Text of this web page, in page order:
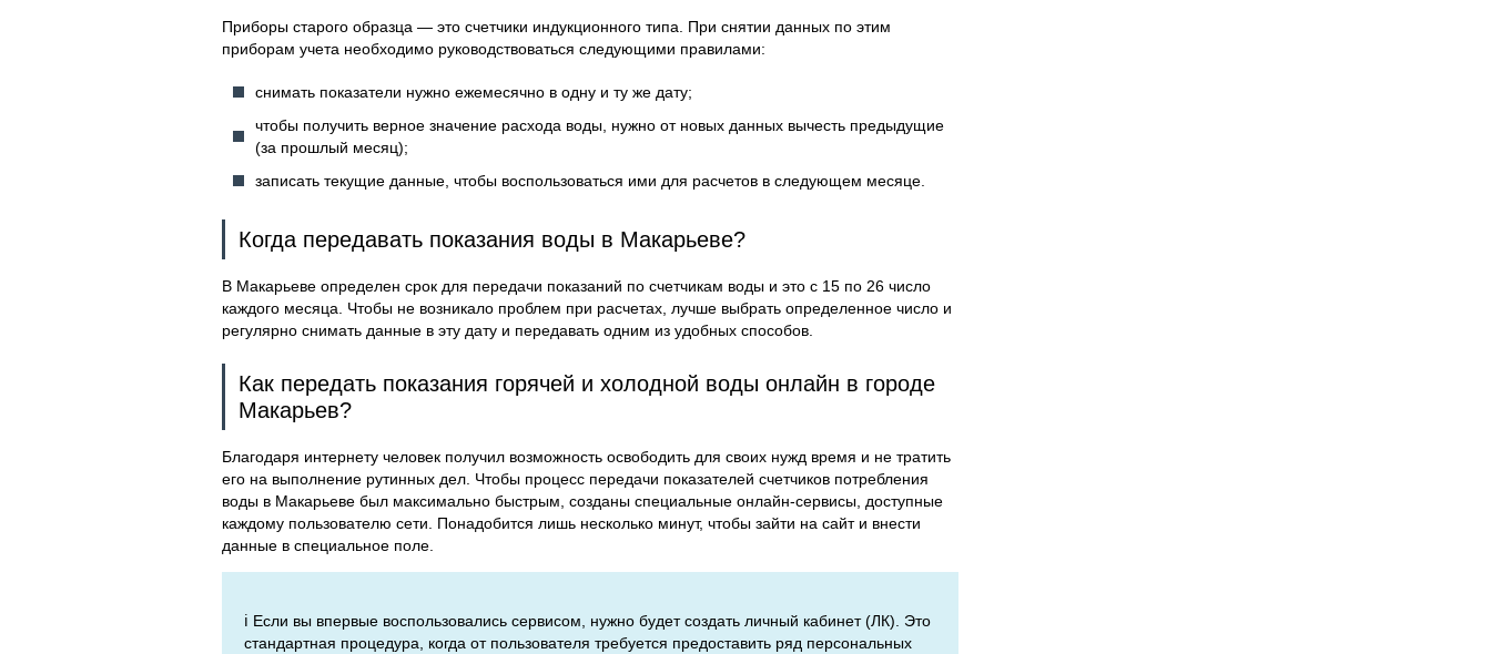
Приборы старого образца — это счетчики индукционного типа. При снятии данных по этим
приборам учета необходимо руководствоваться следующими правилами:
снимать показатели нужно ежемесячно в одну и ту же дату;
чтобы получить верное значение расхода воды, нужно от новых данных вычесть предыдущие
(за прошлый месяц);
записать текущие данные, чтобы воспользоваться ими для расчетов в следующем месяце.
Когда передавать показания воды в Макарьеве?
В Макарьеве определен срок для передачи показаний по счетчикам воды и это с 15 по 26 число
каждого месяца. Чтобы не возникало проблем при расчетах, лучше выбрать определенное число и
регулярно снимать данные в эту дату и передавать одним из удобных способов.
Как передать показания горячей и холодной воды онлайн в городе
Макарьев?
Благодаря интернету человек получил возможность освободить для своих нужд время и не тратить
его на выполнение рутинных дел. Чтобы процесс передачи показателей счетчиков потребления
воды в Макарьеве был максимально быстрым, созданы специальные онлайн-сервисы, доступные
каждому пользователю сети. Понадобится лишь несколько минут, чтобы зайти на сайт и внести
данные в специальное поле.
ℹ️ Если вы впервые воспользовались сервисом, нужно будет создать личный кабинет (ЛК). Это
стандартная процедура, когда от пользователя требуется предоставить ряд персональных